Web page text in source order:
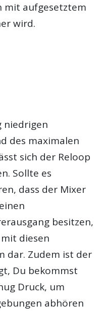
mit aufgesetztem
wird.
niedrigen
des maximalen
sich der Reloop
Sollte es
dass der Mixer
einen
besitzen,
diesen
dar. Zudem ist der
Du bekommst
Druck, um
abhören